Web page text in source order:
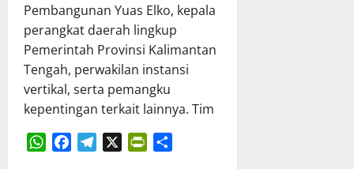
Pembangunan Yuas Elko, kepala
perangkat daerah lingkup
Pemerintah Provinsi Kalimantan
Tengah, perwakilan instansi
vertikal, serta pemangku
kepentingan terkait lainnya. Tim